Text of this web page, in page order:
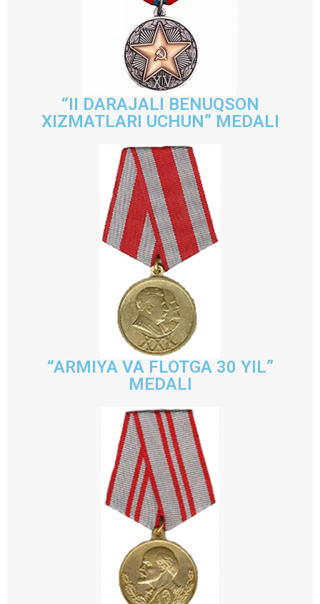
“II DARAJALI BENUQSON
XIZMATLARI UCHUN” MEDALI
“ARMIYA VA FLOTGA 30 YIL”
MEDALI